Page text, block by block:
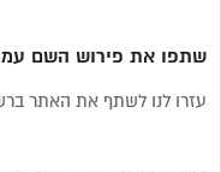
שתפו את פירוש השם
עזרו לנו לשתף את האתר